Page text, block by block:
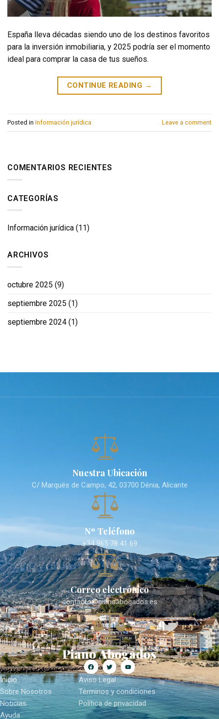
España lleva décadas siendo uno de los destinos favoritos
para la inversión inmobiliaria, y 2025 podría ser el momento
ideal para comprar la casa de tus sueños.
CONTINUE READING →
Posted in Información jurídica Leave a comment
COMENTARIOS RECIENTES
CATEGORÍAS
Información jurídica (11)
ARCHIVOS
octubre 2025 (9)
septiembre 2025 (1)
septiembre 2024 (1)
Nuestra Ubicación
C/ Marqués de Campo, 42, 03700 Dénia, Alicante
Nº Teléfono
+34 965 78 41 69
Correo electrónico
contacto@pianoabogados.es
Piano Abogados
Inicio
Sobre Nosotros
Noticias
Ayuda
Aviso Legal
Términos y condiciones
Política de privacidad